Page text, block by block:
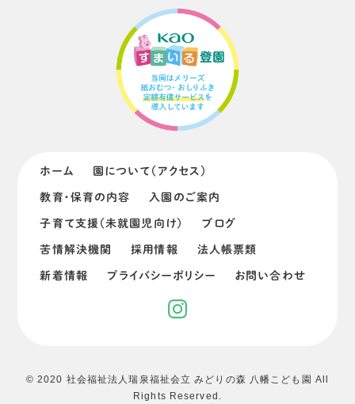
ホーム 園について（アクセス）
教育・保育の内容 入園のご案内
子育て支援（未就園児向け） ブログ
苦情解決機関 採用情報 法人帳票類
新着情報 プライバシーポリシー お問い合わせ
© 2020 社会福祉法人瑞泉福祉会立 みどりの森 八幡こども園 All
Rights Reserved.